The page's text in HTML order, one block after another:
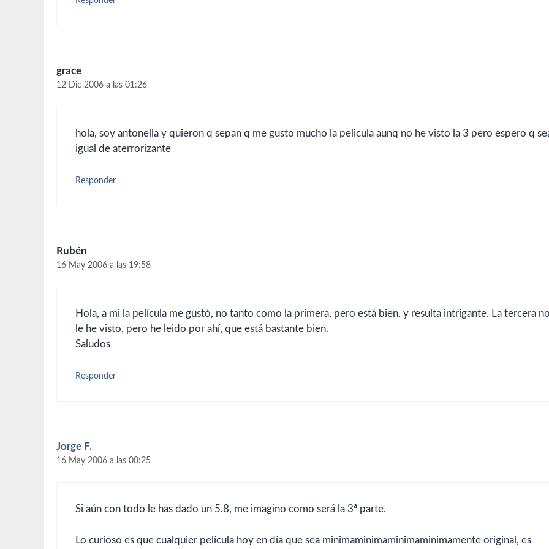
grace
12 Dic 2006 a las 01:26
hola, soy antonella y quieron q sepan q me gusto mucho la pelicula aunq no he visto la 3 pero espero q
igual de aterrorizante
Responder
Rubén
16 May 2006 a las 19:58
Hola, a mi la película me gustó, no tanto como la primera, pero está bien, y resulta intrigante. La tercera
le he visto, pero he leido por ahí, que está bastante bien.
Saludos
Responder
Jorge F.
16 May 2006 a las 00:25
Si aún con todo le has dado un 5.8, me imagino como será la 3ª parte.
Lo curioso es que cualquier película hoy en día que sea minimaminimaminimaminimamente original, es